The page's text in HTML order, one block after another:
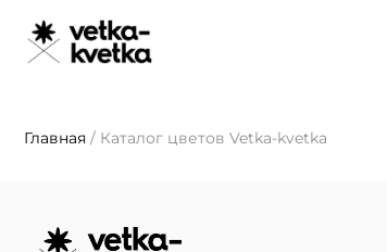
Главная / Каталог цветов Vetka-kvetka